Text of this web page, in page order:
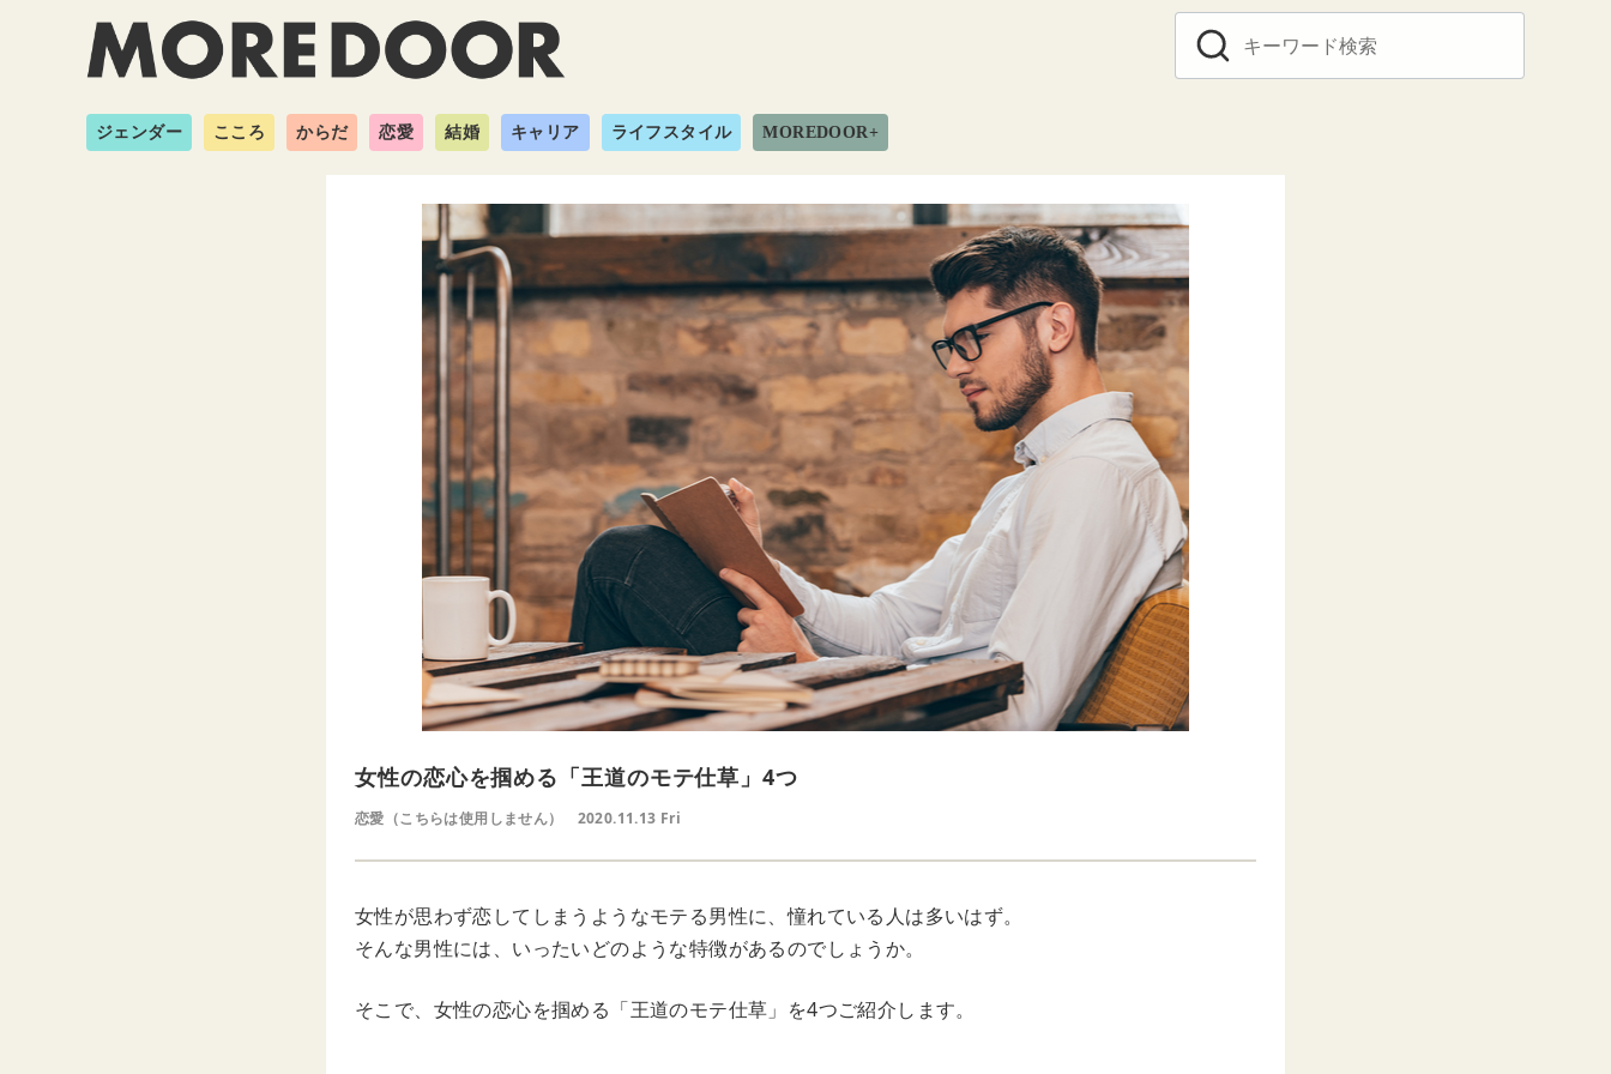
ジェンダー こころ からだ 恋愛 結婚 キャリア ライフスタイル MOREDOOR+
女性の恋心を掴める「王道のモテ仕草」4つ
恋愛（こちらは使用しません） 2020.11.13 Fri
女性が思わず恋してしまうようなモテる男性に、憧れている人は多いはず。
そんな男性には、いったいどのような特徴があるのでしょうか。
そこで、女性の恋心を掴める「王道のモテ仕草」を4つご紹介します。